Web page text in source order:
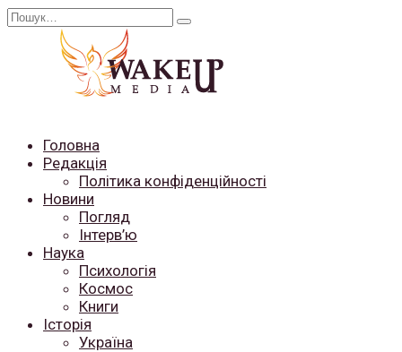
Перейти
Search
Головна
Редакція
Політика конфіденційності
Новини
Погляд
Інтерв’ю
Наука
Психологія
Космос
Книги
Історія
Україна